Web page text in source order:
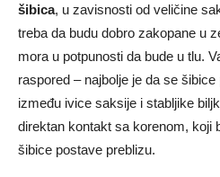
šibica, u zavisnosti od veličine
treba da budu dobro zakopane u
mora u potpunosti da bude u tlu.
raspored – najbolje je da se
između ivice saksije i stabljike
direktan kontakt sa korenom, koji
šibice postave preblizu.